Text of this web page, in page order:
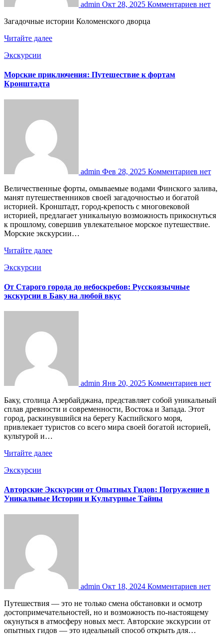
admin Окт 28, 2025 Комментариев нет
Загадочные истории Коломенского дворца
Читайте далее
Экскурсии
Морские приключения: Путешествие к фортам
Кронштадта
admin Фев 28, 2025 Комментариев нет
Величественные форты, омываемые водами Финского залива,
манят путешественников своей загадочностью и богатой
историей. Кронштадт, город-крепость с многовековой
историей, предлагает уникальную возможность прикоснуться
к прошлому, совершив увлекательное морское путешествие.
Морские экскурсии…
Читайте далее
Экскурсии
От Старого города до небоскребов: Русскоязычные
экскурсии в Баку на любой вкус
admin Янв 20, 2025 Комментариев нет
Баку, столица Азербайджана, представляет собой уникальный
сплав древности и современности, Востока и Запада. Этот
город, раскинувшийся на берегу Каспийского моря,
привлекает туристов со всего мира своей богатой историей,
культурой и…
Читайте далее
Экскурсии
Авторские Экскурсии от Опытных Гидов: Погружение в
Уникальные Истории и Культурные Тайны
admin Окт 18, 2024 Комментариев нет
Путешествия — это не только смена обстановки и осмотр
достопримечательностей, но и возможность по-настоящему
окунуться в атмосферу новых мест. Авторские экскурсии от
опытных гидов — это идеальный способ открыть для…